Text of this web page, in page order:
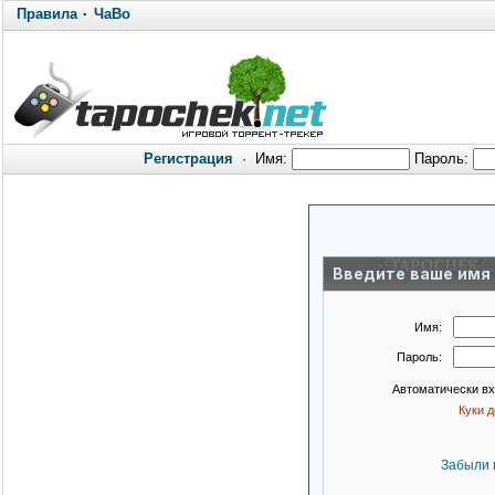
Правила· ЧаВо
Регистрация · Имя: Пароль:
Введите ваше имя
Имя:
Пароль:
Автоматически
Куки
Забыли